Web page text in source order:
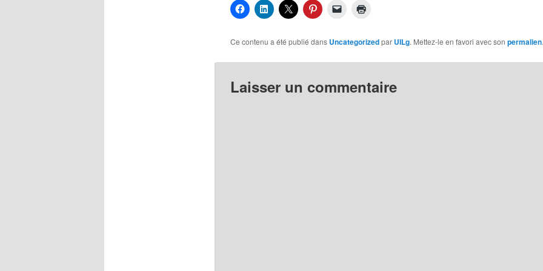
Ce contenu a été publié dans Uncategorizedpar UILg. Mettez-le en favori avec son permalien.
Laisser un commentaire